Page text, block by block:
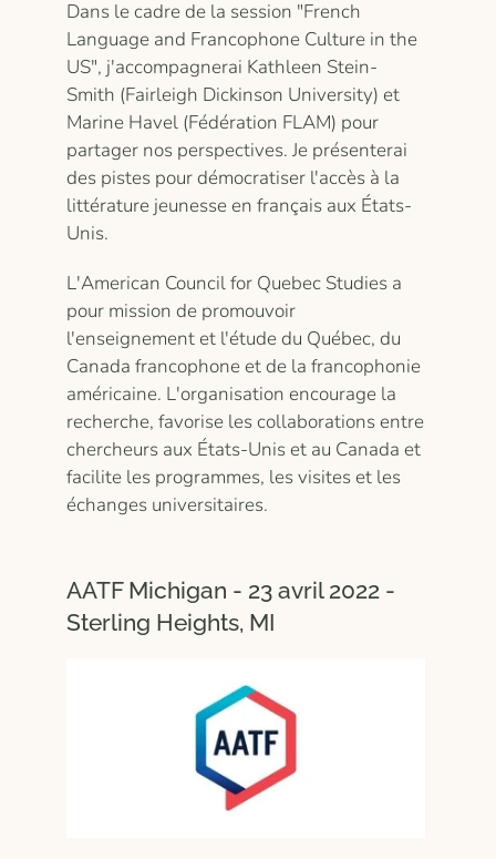
Dans le cadre de la session "French
Language and Francophone Culture in the
US", j'accompagnerai Kathleen Stein-
Smith (Fairleigh Dickinson University) et
Marine Havel (Fédération FLAM) pour
partager nos perspectives. Je présenterai
des pistes pour démocratiser l'accès à la
littérature jeunesse en français aux États-
Unis.
L'American Council for Quebec Studies a
pour mission de promouvoir
l'enseignement et l'étude du Québec, du
Canada francophone et de la francophonie
américaine. L'organisation encourage la
recherche, favorise les collaborations entre
chercheurs aux États-Unis et au Canada et
facilite les programmes, les visites et les
échanges universitaires.
AATF Michigan - 23 avril 2022 -
Sterling Heights, MI